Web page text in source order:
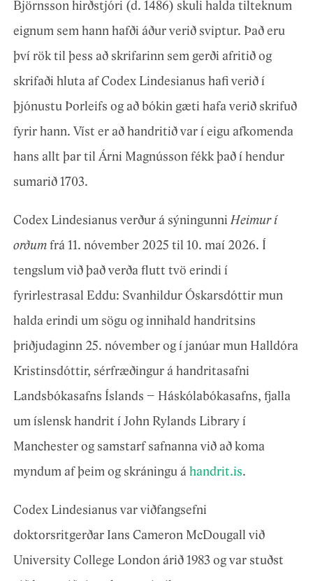
Björnsson hirðstjóri (d. 1486) skuli halda tilteknum
eignum sem hann hafði áður verið sviptur. Það eru
því rök til þess að skrifarinn sem gerði afritið og
skrifaði hluta af Codex Lindesianus hafi verið í
þjónustu Þorleifs og að bókin gæti hafa verið skrifuð
fyrir hann. Víst er að handritið var í eigu afkomenda
hans allt þar til Árni Magnússon fékk það í hendur
sumarið 1703.
Codex Lindesianus verður á sýningunni Heimur í
orðum frá 11. nóvember 2025 til 10. maí 2026. Í
tengslum við það verða flutt tvö erindi í
fyrirlestrasal Eddu: Svanhildur Óskarsdóttir mun
halda erindi um sögu og innihald handritsins
þriðjudaginn 25. nóvember og í janúar mun Halldóra
Kristinsdóttir, sérfræðingur á handritasafni
Landsbókasafns Íslands – Háskólabókasafns, fjalla
um íslensk handrit í John Rylands Library í
Manchester og samstarf safnanna við að koma
myndum af þeim og skráningu á handrit.is.
Codex Lindesianus var viðfangsefni
doktorsritgerðar Ians Cameron McDougall við
University College London árið 1983 og var stuðst